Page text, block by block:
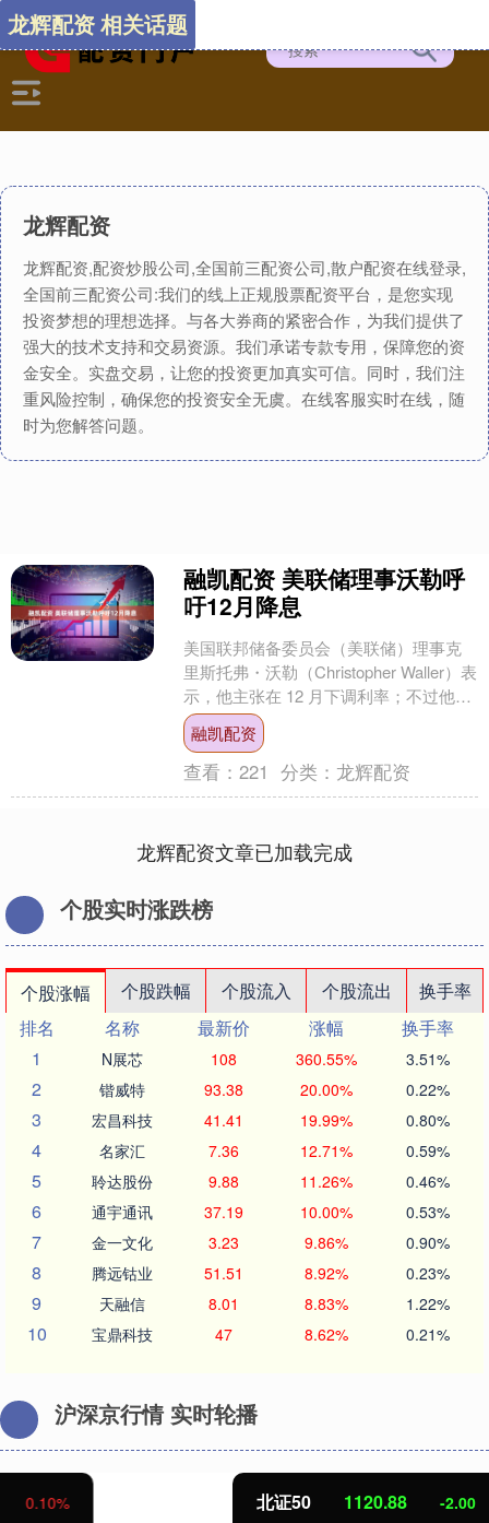
龙辉配资
龙辉配资,配资炒股公司,全国前三配资公司,散户配资在线登录,
全国前三配资公司:我们的线上正规股票配资平台，是您实现
投资梦想的理想选择。与各大券商的紧密合作，为我们提供了
强大的技术支持和交易资源。我们承诺专款专用，保障您的资
金安全。实盘交易，让您的投资更加真实可信。同时，我们注
重风险控制，确保您的投资安全无虞。在线客服实时在线，随
时为您解答问题。
龙辉配资 相关话题
融凯配资 美联储理事沃勒呼
吁12月降息
美国联邦储备委员会（美联储）理事克
里斯托弗・沃勒（Christopher Waller）表
示，他主张在 12 月下调利率；不过他认
为，一旦美联储在明年 1 月获....
融凯配资
查看：221 分类： 龙辉配资
龙辉配资文章已加载完成
个股实时涨跌榜
个股涨幅 个股跌幅 个股流入 个股流出
换手率
排名
名称 最新价 涨幅
换手率
1
N展芯 108 360.55% 3.51%
2 锴威特 93.38 20.00% 0.22%
3 宏昌科技 41.41 19.99% 0.80%
4 名家汇 7.36 12.71% 0.59%
5 聆达股份 9.88 11.26% 0.46%
6 通宇通讯 37.19 10.00% 0.53%
7 金一文化 3.23 9.86% 0.90%
8 腾远钴业 51.51 8.92% 0.23%
9 天融信 8.01 8.83% 1.22%
10 宝鼎科技 47 8.62% 0.21%
沪深京行情 实时轮播
-2.00 -0.18%